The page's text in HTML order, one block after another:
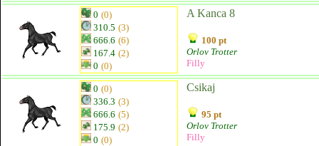
0 (0)
310.5 (3)
666.6 (6)
167.4 (2)
0 (0)
A Kanca 8
100 pt
Orlov Trotter
Filly
0 (0)
336.3 (3)
666.6 (5)
175.9 (2)
0 (0)
Csikaj
95 pt
Orlov Trotter
Filly